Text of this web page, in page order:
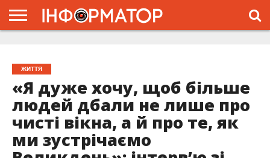
ЖИТТЯ
«Я дуже хочу, щоб більше
людей дбали не лише про
чисті вікна, а й про те, як
ми зустрічаємо